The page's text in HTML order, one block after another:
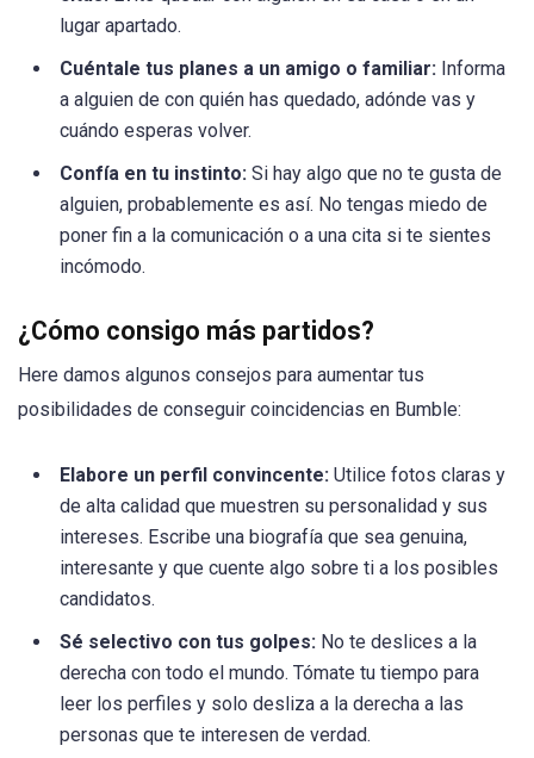
lugar apartado.
Cuéntale tus planes a un amigo o familiar: Informa
a alguien de con quién has quedado, adónde vas y
cuándo esperas volver.
Confía en tu instinto: Si hay algo que no te gusta de
alguien, probablemente es así. No tengas miedo de
poner fin a la comunicación o a una cita si te sientes
incómodo.
¿Cómo consigo más partidos?
Here damos algunos consejos para aumentar tus
posibilidades de conseguir coincidencias en Bumble:
Elabore un perfil convincente: Utilice fotos claras y
de alta calidad que muestren su personalidad y sus
intereses. Escribe una biografía que sea genuina,
interesante y que cuente algo sobre ti a los posibles
candidatos.
Sé selectivo con tus golpes: No te deslices a la
derecha con todo el mundo. Tómate tu tiempo para
leer los perfiles y solo desliza a la derecha a las
personas que te interesen de verdad.